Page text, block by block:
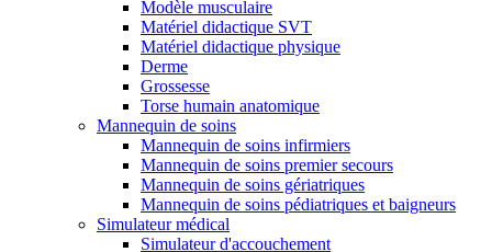
Modèle musculaire
Matériel didactique SVT
Matériel didactique physique
Derme
Grossesse
Torse humain anatomique
Mannequin de soins
Mannequin de soins infirmiers
Mannequin de soins premier secours
Mannequin de soins gériatriques
Mannequin de soins pédiatriques et baigneurs
Simulateur médical
Simulateur d'accouchement